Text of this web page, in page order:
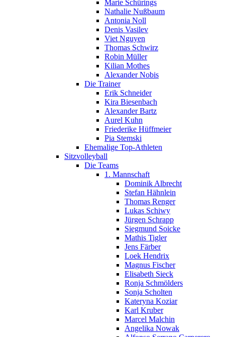
Marie Schürings
Nathalie Nußbaum
Antonia Noll
Denis Vasilev
Viet Nguyen
Thomas Schwirz
Robin Müller
Kilian Mothes
Alexander Nobis
Die Trainer
Erik Schneider
Kira Biesenbach
Alexander Bartz
Aurel Kuhn
Friederike Hüffmeier
Pia Stemski
Ehemalige Top-Athleten
Sitzvolleyball
Die Teams
1. Mannschaft
Dominik Albrecht
Stefan Hähnlein
Thomas Renger
Lukas Schiwy
Jürgen Schrapp
Siegmund Soicke
Mathis Tigler
Jens Färber
Loek Hendrix
Magnus Fischer
Elisabeth Sieck
Ronja Schmölders
Sonja Scholten
Kateryna Koziar
Karl Kruber
Marcel Malchin
Angelika Nowak